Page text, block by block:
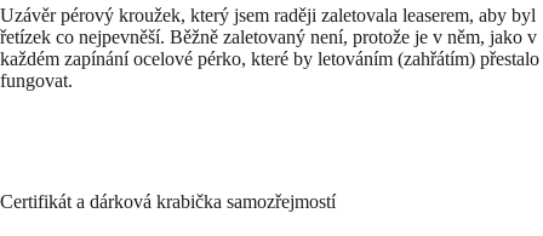
Uzávěr pérový kroužek, který jsem raději zaletovala leaserem, aby byl
řetízek co nejpevněší. Běžně zaletovaný není, protože je v něm, jako v
každém zapínání ocelové pérko, které by letováním (zahřátím) přestalo
fungovat.
Certifikát a dárková krabička samozřejmostí